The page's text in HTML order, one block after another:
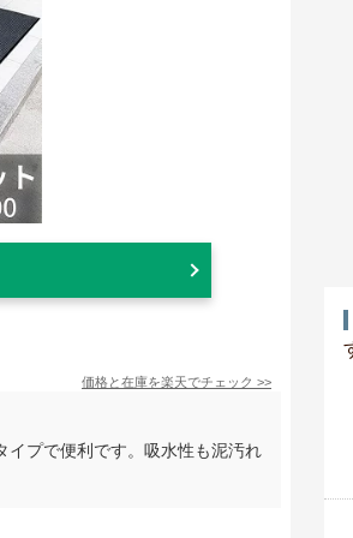
価格と在庫を楽天でチェック >>
イプで便利です。吸水性も泥汚れ